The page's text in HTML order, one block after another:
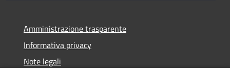
Amministrazione trasparente
Informativa privacy
Note legali